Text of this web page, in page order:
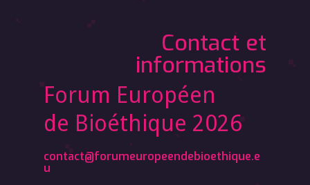
Contact et
informations
Forum Européen
de Bioéthique 2026
contact@forumeuropeendebioethique.e
u